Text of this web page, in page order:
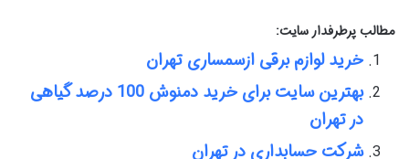
مطالب پرطرفدار سایت:
خرید لوازم برقی ازسمساری تهران
بهترین سایت برای خرید دمنوش 100 درصد گیاهی
در تهران
شرکت حسابداری در تهران